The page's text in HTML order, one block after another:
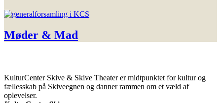
Møder & Mad
KulturCenter Skive & Skive Theater er midtpunktet for kultur og
fællesskab på Skiveegnen og danner rammen om et væld af
oplevelser.